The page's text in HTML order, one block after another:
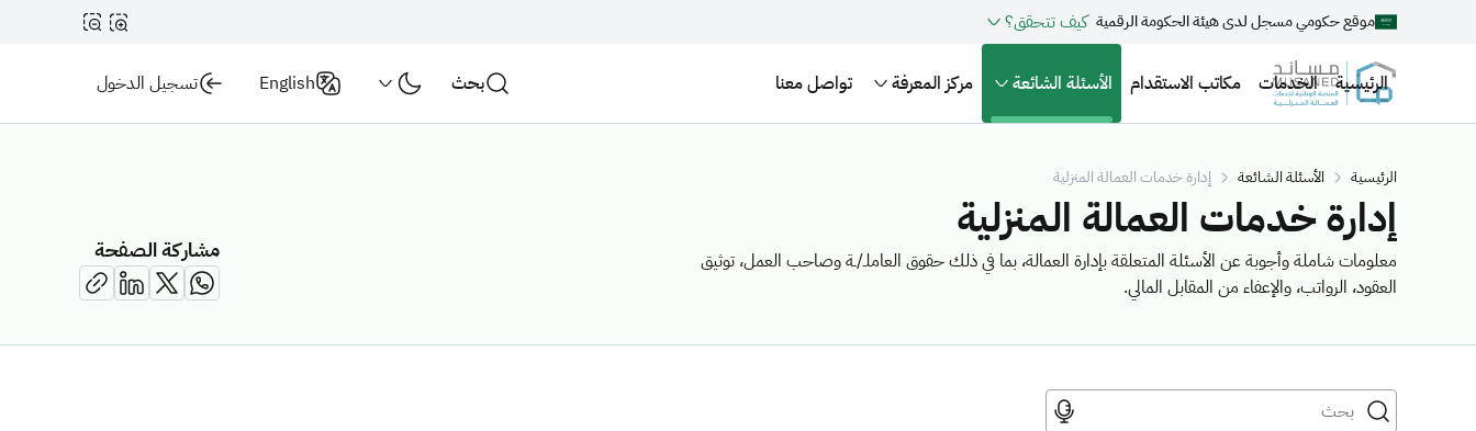
موقع حكومي مسجل لدى هيئة الحكومة الرقمية كيف تتحقق؟
بحث English تسجيل الدخول الرئيسية الخدمات مكاتب الاستقدام الأسئلة الشائعة مركز المعرفة تواصل معنا
الرئيسية الأسئلة الشائعة إدارة خدمات العمالة المنزلية
إدارة خدمات العمالة المنزلية
معلومات شاملة وأجوبة عن الأسئلة المتعلقة بإدارة العمالة، بما في ذلك حقوق العاملـ/ـة وصاحب العمل، توثيق
العقود، الرواتب، والإعفاء من المقابل المالي.
مشاركة الصفحة